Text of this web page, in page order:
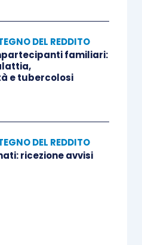
DEL REDDITO
familiari:
e tubercolosi
DEL REDDITO
ricezione avvisi